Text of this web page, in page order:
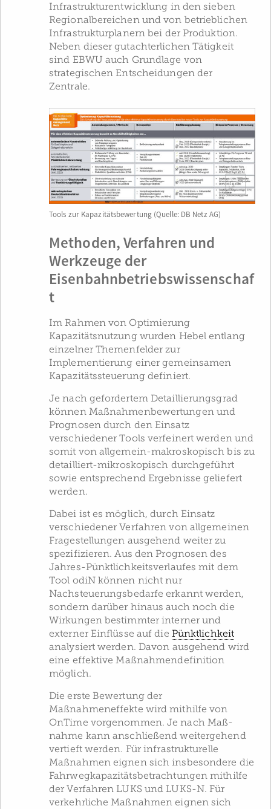
Infrastrukturentwicklung in den sieben
Regionalbereichen und von betrieblichen
Infrastruktur­planern bei der Produktion.
Neben dieser gutachterlichen Tätigkeit
sind EBWU auch Grundlage von
strategischen Entscheidungen der
Zentrale.
Tools zur Kapazitätsbewertung (Quelle: DB Netz AG)
Methoden, Verfahren und
Werkzeuge der
Eisenbahnbetriebswissenschaf
t
Im Rahmen von Optimierung
Kapazitätsnutzung wurden Hebel entlang
einzelner Themenfelder zur
Implementierung einer gemeinsamen
Kapazitäts­steuerung definiert.
Je nach gefordertem Detaillierungsgrad
können Maßnahmenbewertungen und
Prognosen durch den Einsatz
verschiedener Tools verfeinert werden und
somit von allgemein-makroskopisch bis zu
detailliert-mikroskopisch durchgeführt
sowie entsprechend Ergebnisse geliefert
werden.
Dabei ist es möglich, durch Einsatz
verschiedener Verfahren von allgemeinen
Fragestellungen ausgehend weiter zu
spezifizieren. Aus den Prognosen des
Jahres-Pünktlichkeitsverlaufes mit dem
Tool odiN können nicht nur
Nachsteuerungsbedarfe erkannt werden,
sondern darüber hinaus auch noch die
Wirkungen bestimmter interner und
externer Einflüsse auf die Pünktlichkeit
analysiert werden. Davon ausgehend wird
eine effektive Maßnahmendefinition
möglich.
Die erste Bewertung der
Maßnahmeneffekte wird mithilfe von
OnTime vorgenommen. Je nach Maß­
nahme kann anschließend weitergehend
vertieft werden. Für infrastrukturelle
Maßnahmen eignen sich insbesondere die
Fahrwegkapazitätsbetrachtungen mithilfe
der Verfahren LUKS und LUKS-N. Für
verkehrliche Maßnahmen eignen sich